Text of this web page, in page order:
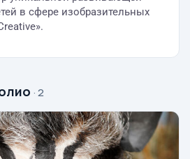
в сфере изобразительных
· 2